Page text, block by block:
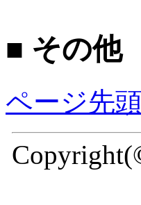
■ その他
ページ先